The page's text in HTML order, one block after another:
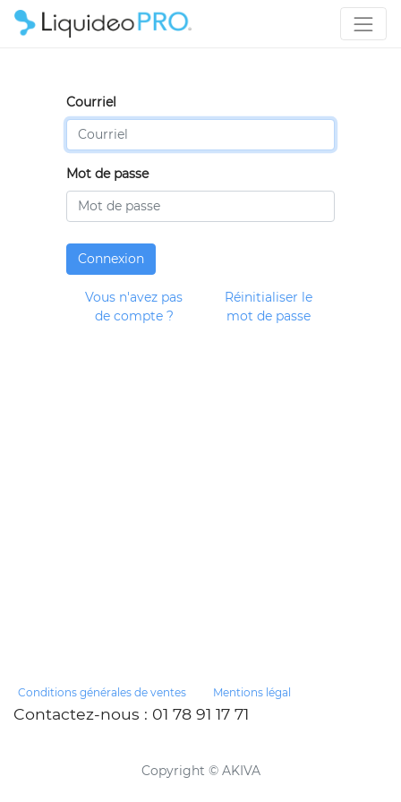
Courriel
Mot de passe
Connexion
Vous n'avez pas
de compte ?
Réinitialiser le
mot de passe
Conditions générales de ventes Mentions légal
Contactez-nous : 01 78 91 17 71
Copyright © AKIVA